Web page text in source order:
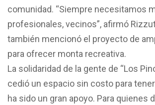
comunidad. “Siempre necesitamos
profesionales, vecinos”, afirmó
también mencionó el proyecto de
para ofrecer monta recreativa.
La solidaridad de la gente de “Los
cedió un espacio sin costo para
ha sido un gran apoyo. Para quienes